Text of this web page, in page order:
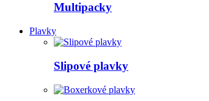
Multipacky
Plavky
Slipové plavky